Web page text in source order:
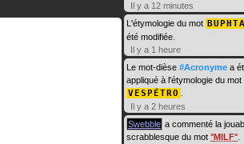
Il y a 12 minutes
L'étymologie du mot
été modifiée.
Il y a 1 heure
Le mot-dièse #Acronyme a
appliqué à l'étymologie du mot
VESPÉTRO
Il y a 2 heures
Swebble a commenté la
scrabblesque du mot MILF